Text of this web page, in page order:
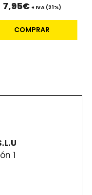
7,95€ + IVA (21%)
COMPRAR
1